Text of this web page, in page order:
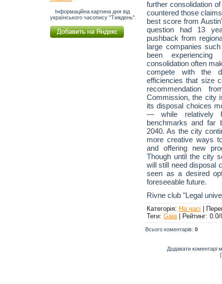
Інформаційна картина дня від
українського часопису "Тиждень".
further consolidation
countered those
best score from
question had 13
pushback from
large companies
been
consolidation often
compete with the
efficiencies that size
recommendation
Commission, the city
its disposal choices
— while relatively
benchmarks and far
2040. As the city
more creative ways
and offering new
Though until the city
will still need disposal
seen as a desired
foreseeable future.
Rivne club "Legal
Категорія: На часі |
Теги: Gaia | Рейтинг: 0.0/
Всього коментарів: 0
Додавати коментарі